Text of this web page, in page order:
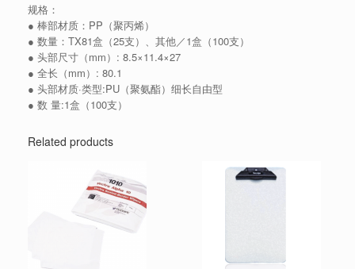
规格：
● 棒部材质：PP（聚丙烯）
● 数量：TX81盒（25支）、其他／1盒（100支）
● 头部尺寸（mm）: 8.5×11.4×27
● 全长（mm）: 80.1
● 头部材质·类型:PU（聚氨酯）细长自由型
● 数 量:1盒（100支）
Related products